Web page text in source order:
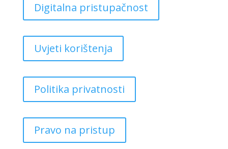
Digitalna pristupačnost
Uvjeti korištenja
Politika privatnosti
Pravo na pristup